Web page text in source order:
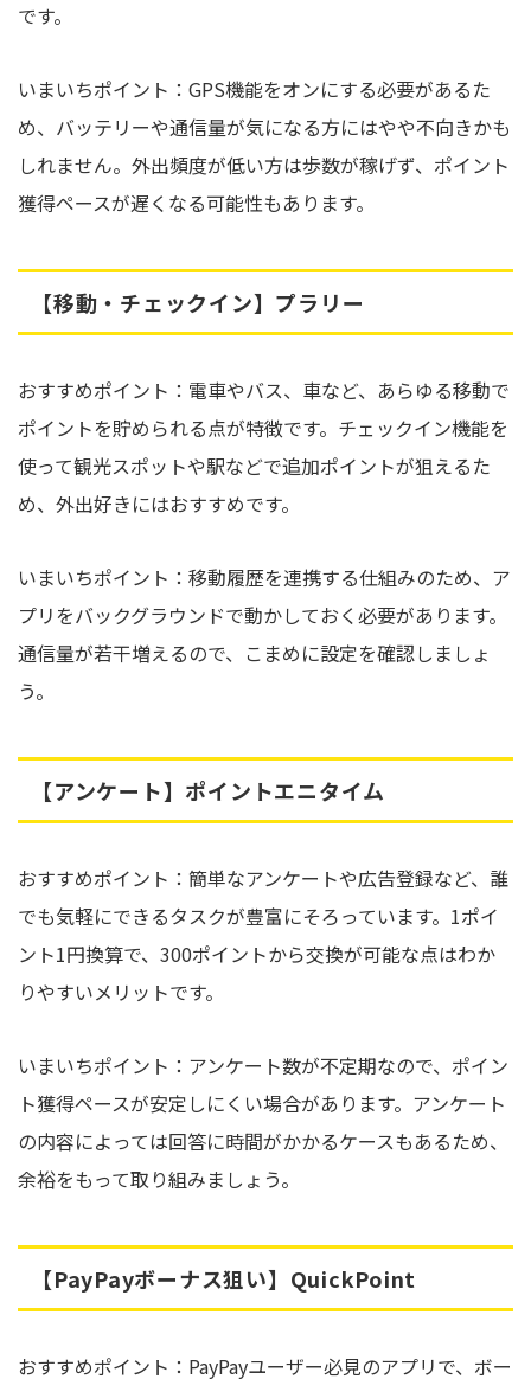
です。
いまいちポイント：GPS機能をオンにする必要があるた
め、バッテリーや通信量が気になる方にはやや不向きかも
しれません。外出頻度が低い方は歩数が稼げず、ポイント
獲得ペースが遅くなる可能性もあります。
【移動・チェックイン】プラリー
おすすめポイント：電車やバス、車など、あらゆる移動で
ポイントを貯められる点が特徴です。チェックイン機能を
使って観光スポットや駅などで追加ポイントが狙えるた
め、外出好きにはおすすめです。
いまいちポイント：移動履歴を連携する仕組みのため、ア
プリをバックグラウンドで動かしておく必要があります。
通信量が若干増えるので、こまめに設定を確認しましょ
う。
【アンケート】ポイントエニタイム
おすすめポイント：簡単なアンケートや広告登録など、誰
でも気軽にできるタスクが豊富にそろっています。1ポイ
ント1円換算で、300ポイントから交換が可能な点はわか
りやすいメリットです。
いまいちポイント：アンケート数が不定期なので、ポイン
ト獲得ペースが安定しにくい場合があります。アンケート
の内容によっては回答に時間がかかるケースもあるため、
余裕をもって取り組みましょう。
【PayPayボーナス狙い】QuickPoint
おすすめポイント：PayPayユーザー必見のアプリで、ボー